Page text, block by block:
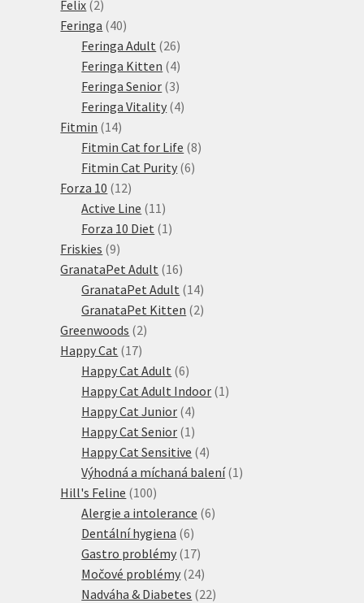
Felix 22
produkty
Feringa 4040
produktů
Feringa Adult 2626
produktů
Feringa Kitten 44
produkty
Feringa Senior 33
produkty
Feringa Vitality 44
Fitmin 1414
produktů
Fitmin Cat for Life 88
Fitmin Cat Purity 66
Forza 10 1212
produktů
Active Line 11 11
produktů
Forza 10 Diet 1 1
Friskies 99
produktů
GranataPet Adult 1616
produktů
GranataPet Adult 1414
produktů
GranataPet Kitten 22
Greenwoods 22
Happy Cat 1717
produktů
Happy Cat Adult 66
produktů
Happy Cat Adult Indoor 1 1
Happy Cat Junior 44
produkty
Happy Cat Senior 1 1
produkt
Happy Cat Sensitive 44
produkty
Výhodná a míchaná balení 1 1
Hill's Feline 100100
produktů
Alergie a intolerance 66
Dentální hygiena 66
produktů
Gastro problémy 1717
produktů
Močové problémy 2424
produktů
Nadváha & Diabetes 2222